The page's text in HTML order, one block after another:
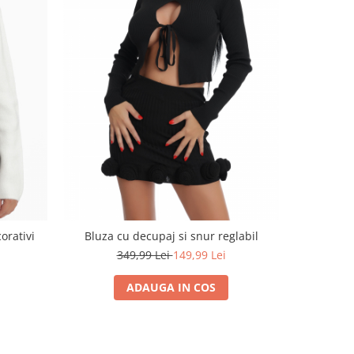
Bluza cu decupaj si snur reglabil
349,99 Lei149,99 Lei
ADAUGA IN COS